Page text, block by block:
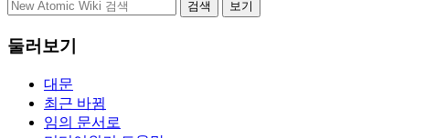
둘러보기
대문
최근 바뀜
임의 문서로